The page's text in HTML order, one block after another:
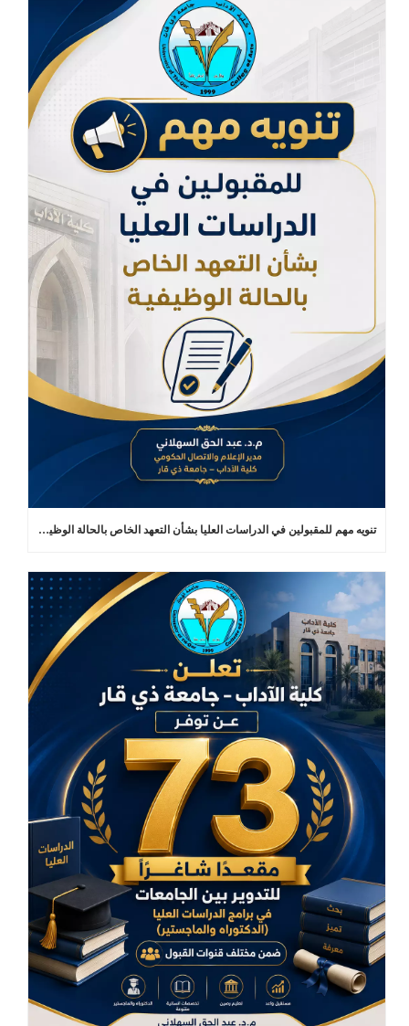
تنويه مهم للمقبولين في الدراسات العليا بشأن التعهد الخاص بالحالة الوظيفية